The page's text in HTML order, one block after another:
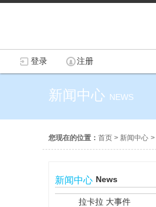
登录 注册
新闻中心 NEWS
您现在的位置： 首页 > 新闻中心 >
新闻中心 News
拉卡拉 大事件